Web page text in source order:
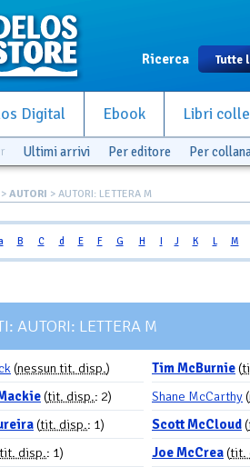
Ricerca
Digital Ebook Libri
Ultimi arrivi Per editore Per
> AUTORI > AUTORI: LETTERA M
a B C d E F G H I J K L M
AUTORI: LETTERA M
(nessun tit. disp.)
(tit. disp.: 2)
(tit. disp.: 1)
tit. disp.: 1)
Tim McBurnie(
Shane McCarthy(
Scott McCloud(
Joe McCrea(tit.